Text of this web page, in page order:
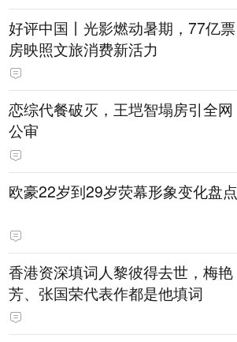
好评中国丨光影燃动暑期，77亿票
房映照文旅消费新活力
恋综代餐破灭，王垲智塌房引全网
公审
欧豪22岁到29岁荧幕形象变化盘点
香港资深填词人黎彼得去世，梅艳
芳、张国荣代表作都是他填词